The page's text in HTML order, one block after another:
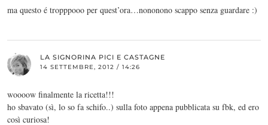
ma questo é tropppooo per quest’ora…nononono scappo senza guardare :)
LA SIGNORINA PICI E CASTAGNE
14 SETTEMBRE, 2012 / 14:26
woooow finalmente la ricetta!!!
ho sbavato (sì, lo so fa schifo..) sulla foto appena pubblicata su fbk, ed ero
così curiosa!